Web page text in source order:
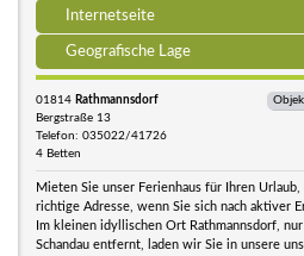
Internetseite
Geografische Lage
01814 Rathmannsdorf
Bergstraße 13
Telefon: 035022/41726
4 Betten
Mieten Sie unser Ferienhaus für Ihren
richtige Adresse, wenn Sie sich nach aktiver
Im kleinen idyllischen Ort Rathmannsdorf,
Schandau entfernt, laden wir Sie in unsere